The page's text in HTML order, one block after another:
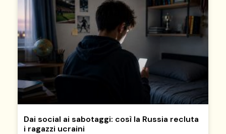
Dai social ai sabotaggi: così la Russia recluta
i ragazzi ucraini